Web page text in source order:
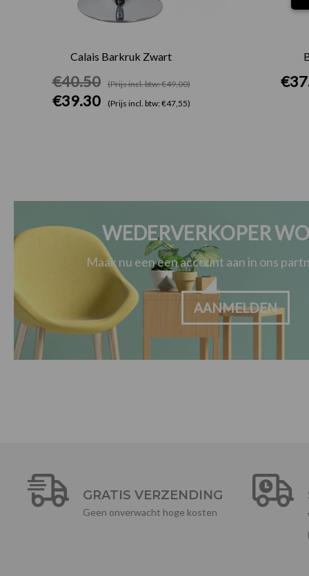
Calais Barkruk Zwart
€40.50 (Prijs incl. btw: €49,00)
€39.30 (Prijs incl. btw: €47,55)
€
WEDERVERKOPER
Maak nu een een account aan in ons
AANMELDEN
GRATIS VERZENDING
Geen onverwacht hoge kosten